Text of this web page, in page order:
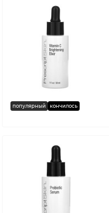
популярный кончилось